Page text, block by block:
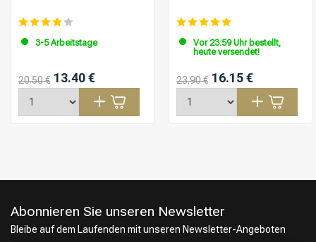
3-5 Arbeitstage
20.50 € 13.40 €
Vor 23:59 Uhr bestellt,
heute versendet!
23.90 € 16.15 €
Abonnieren Sie unseren Newsletter
Bleibe auf dem Laufenden mit unseren Newsletter-Angeboten